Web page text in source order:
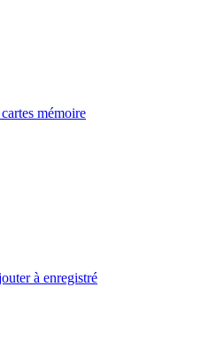
mémoire
à enregistré